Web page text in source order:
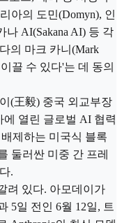
아의 도민(Domyn), 인
나 AI(Sakana AI) 등 각
의 마크 카니(Mark
끌 수 있다'는 데 동의
(王毅) 중국 외교부장
열린 글로벌 AI 협력
제하는 미국식 블록
둘러싼 미중 간 프레
.
려 있다. 아모데이가
5일 전인 6월 12일, 트